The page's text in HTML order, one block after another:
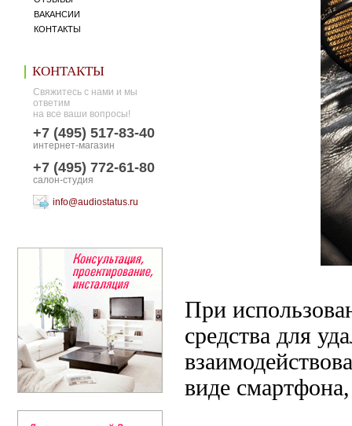
ВАКАНСИИ
КОНТАКТЫ
КОНТАКТЫ
Свяжитесь с нами и мы
ответим
на все ваши вопросы!
+7 (495) 517-83-40
интернет-магазин
+7 (495) 772-61-80
салон-студия
info@audiostatus.ru
При
средства для
виде